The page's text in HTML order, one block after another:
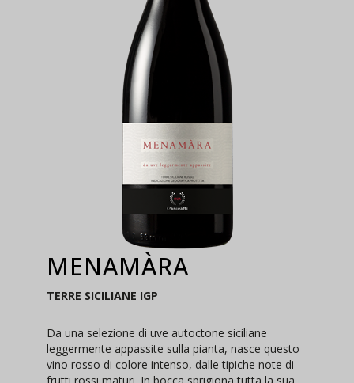
MENAMÀRA
TERRE SICILIANE IGP
Da una selezione di uve autoctone siciliane
leggermente appassite sulla pianta, nasce questo
vino rosso di colore intenso, dalle tipiche note di